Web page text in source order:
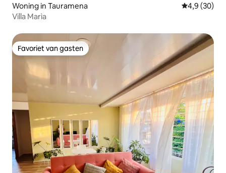
Woning in Tauramena Gemiddelde
4,9 (30)
Villa Marìa
Favoriet van gasten
Favoriet van gasten